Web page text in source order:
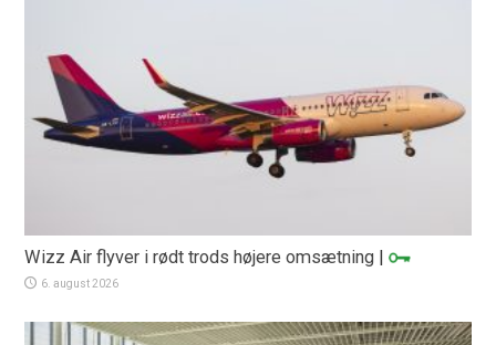
Wizz Air flyver i rødt trods højere omsætning |
6. august 2026